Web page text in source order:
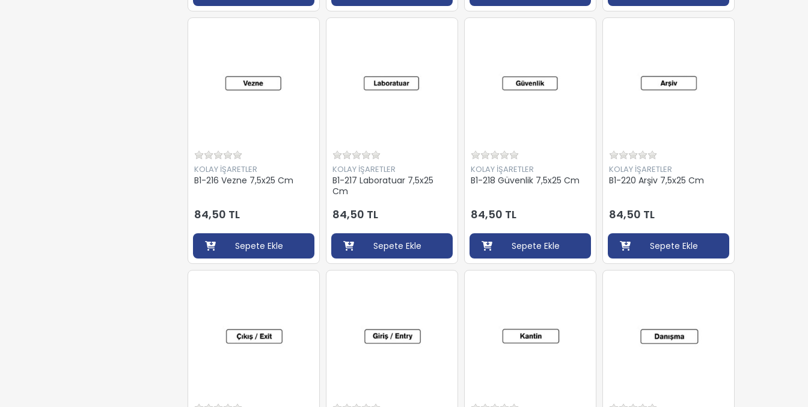
KOLAY İŞARETLER
B1-216 Vezne 7,5x25 Cm
84,50 TL
Sepete Ekle
KOLAY İŞARETLER
B1-217 Laboratuar 7,5x25
Cm
84,50 TL
Sepete Ekle
KOLAY İŞARETLER
B1-218 Güvenlik 7,5x25 Cm
84,50 TL
Sepete Ekle
KOLAY İŞARETLER
B1-220 Arşiv 7,5x25 Cm
84,50 TL
Sepete Ekle